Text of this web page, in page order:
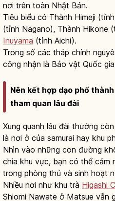
nơi trên toàn Nhật Bản.
Tiêu biểu có Thành Himeji
(tỉnh Nagano), Thành Hikone
Inuyama (tỉnh Aichi).
Trong số các tháp chính
công nhận là Bảo vật Quốc
Nên kết hợp dạo phố
tham quan lâu đài
Xung quanh lâu đài thường
là nơi ở của samurai hay khu
Nhìn vào những con đường
chia khu vực, bạn có thể cảm
trong phòng thủ và sinh hoạt
Nhiều nơi như khu trà Higashi
Shiomi Nawate ở Matsue vẫn